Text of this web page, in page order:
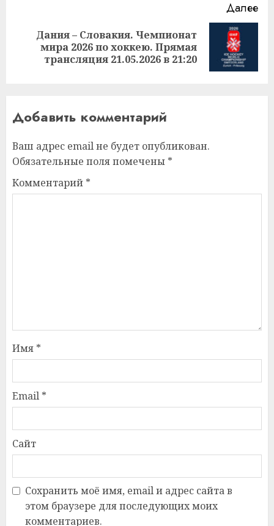
Далее
Следующая
запись:
Дания – Словакия. Чемпионат
мира 2026 по хоккею. Прямая
трансляция 21.05.2026 в 21:20
Добавить комментарий
Ваш адрес email не будет опубликован.
Обязательные поля помечены *
Комментарий *
Имя *
Email *
Сайт
Сохранить моё имя, email и адрес сайта в
этом браузере для последующих моих
комментариев.